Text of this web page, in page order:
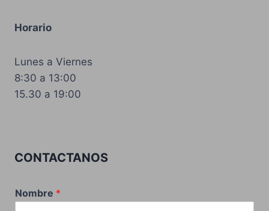
Horario
Lunes a Viernes
8:30 a 13:00
15.30 a 19:00
CONTACTANOS
Nombre *